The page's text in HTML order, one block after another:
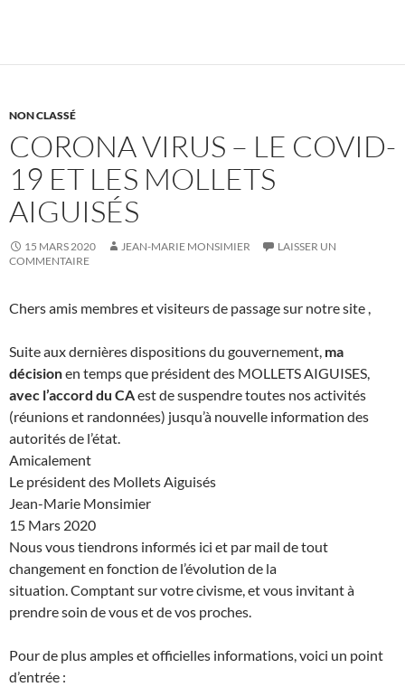
NON CLASSÉ
CORONA VIRUS – LE COVID-
19 ET LES MOLLETS
AIGUISÉS
15 MARS 2020 JEAN-MARIE MONSIMIER
LAISSER UN
COMMENTAIRE
Chers amis membres et visiteurs de passage sur notre site ,
Suite aux dernières dispositions du gouvernement, ma
décisionen temps que président des MOLLETS AIGUISES,
avec l’accord du CAest de suspendre toutes nos activités
(réunions et randonnées) jusqu’à nouvelle information des
autorités de l’état.
Amicalement
Le président des Mollets Aiguisés
Jean-Marie Monsimier
15 Mars 2020
Nous vous tiendrons informés ici et par mail de tout
changement en fonction de l’évolution de la
situation. Comptant sur votre civisme, et vous invitant à
prendre soin de vous et de vos proches.
Pour de plus amples et officielles informations, voici un point
d’entrée :